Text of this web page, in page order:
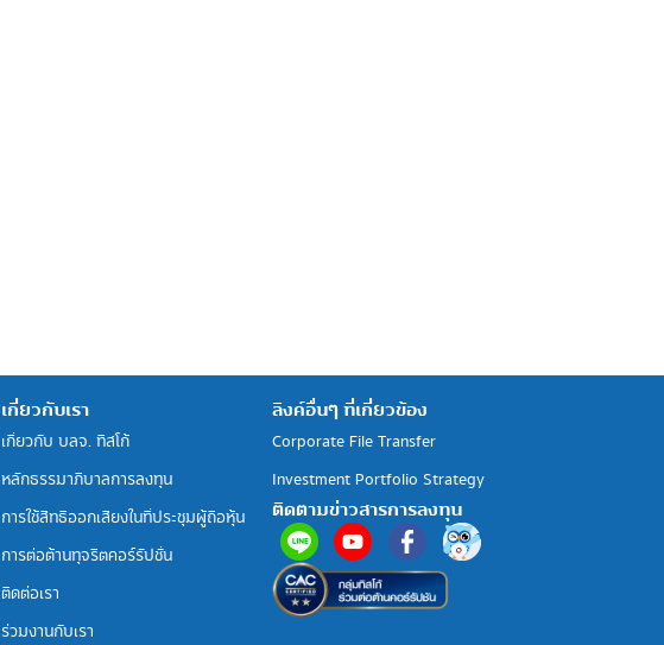
เกี่ยวกับเรา
เกี่ยวกับ บลจ. ทิสโก้
หลักธรรมาภิบาลการลงทุน
การใช้สิทธิออกเสียงในที่ประชุมผู้ถือหุ้น
การต่อต้านทุจริตคอร์รัปชั่น
ติดต่อเรา
ร่วมงานกับเรา
ลิงค์อื่นๆ ที่เกี่ยวข้อง
Corporate File Transfer
Investment Portfolio Strategy
ติดตามข่าวสารการลงทุน